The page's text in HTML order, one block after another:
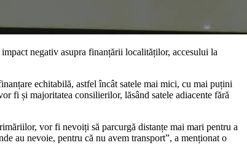
negativ asupra finanțării localităților, accesului la
echitabilă, astfel încât satele mai mici, cu mai puțini
fi și majoritatea consilierilor, lăsând satele adiacente fără
vor fi nevoiți să parcurgă distanțe mai mari pentru a
au nevoie, pentru că nu avem transport”, a menționat o